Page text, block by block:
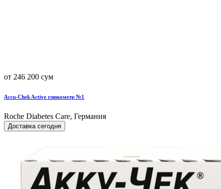
от 246 200 сум
Accu-Chek Active глюкометр №1
Roche Diabetes Care, Германия
Доставка сегодня